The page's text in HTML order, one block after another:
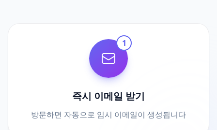
1
즉시 이메일 받기
방문하면 자동으로 임시 이메일이 생성됩니다